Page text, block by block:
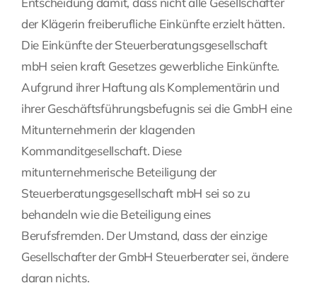
der Klägerin freiberufliche Einkünfte erzielt hätten.
Die Einkünfte der Steuerberatungsgesellschaft
mbH seien kraft Gesetzes gewerbliche Einkünfte.
Aufgrund ihrer Haftung als Komplementärin und
ihrer Geschäftsführungsbefugnis sei die GmbH eine
Mitunternehmerin der klagenden
Kommanditgesellschaft. Diese
mitunternehmerische Beteiligung der
Steuerberatungsgesellschaft mbH sei so zu
behandeln wie die Beteiligung eines
Berufsfremden. Der Umstand, dass der einzige
Gesellschafter der GmbH Steuerberater sei, ändere
daran nichts.